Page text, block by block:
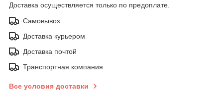
Доставка осуществляется только по предоплате.
Самовывоз
Доставка курьером
Доставка почтой
Транспортная компания
Все условия доставки